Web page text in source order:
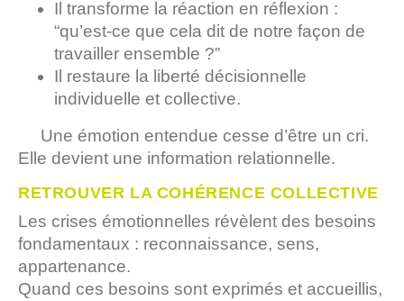
Il transforme la réaction en réflexion :
“qu’est-ce que cela dit de notre façon de
travailler ensemble ?”
Il restaure la liberté décisionnelle
individuelle et collective.
Une émotion entendue cesse d’être un cri.
Elle devient une information relationnelle.
RETROUVER LA COHÉRENCE COLLECTIVE
Les crises émotionnelles révèlent des besoins
fondamentaux : reconnaissance, sens,
appartenance.
Quand ces besoins sont exprimés et accueillis,